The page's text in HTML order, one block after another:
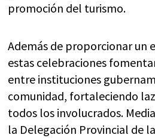
promoción del turismo.
Además de proporcionar un
estas celebraciones
entre instituciones
comunidad, fortaleciendo
todos los involucrados.
la Delegación Provincial de